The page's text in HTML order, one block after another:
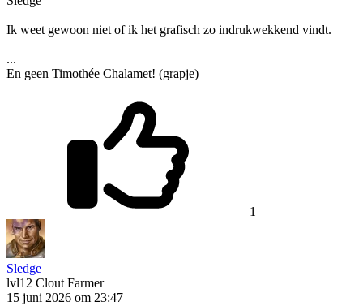
Ik weet gewoon niet of ik het grafisch zo indrukwekkend vindt.
...
En geen Timothée Chalamet! (grapje)
1
Sledge
lvl12 Clout Farmer
15 juni 2026 om 23:47